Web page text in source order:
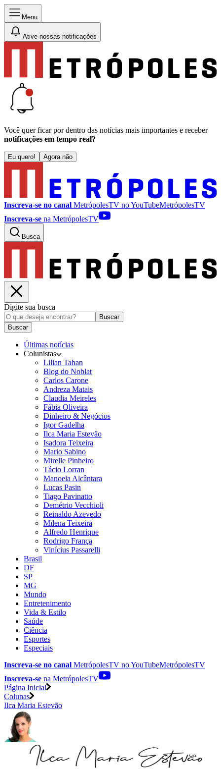
Menu
Ative nossas notificações
Você quer ficar por dentro das notícias mais importantes e receber
notificações em tempo real?
Eu quero! Agora não
Inscreva-se no canal MetrópolesTV noYouTubeMetrópolesTV
Inscreva-se na MetrópolesTV
Busca
Digite sua busca
Buscar
Buscar
Últimas notícias
Colunistas
Lilian Tahan
Blog do Noblat
Carlos Carone
Andreza Matais
Claudia Meireles
Fábia Oliveira
Dinheiro & Negócios
Igor Gadelha
Ilca Maria Estevão
Isadora Teixeira
Mario Sabino
Mirelle Pinheiro
Tácio Lorran
Manoela Alcântara
Lucas Pasin
Tiago Pavinatto
Demétrio Vecchioli
Reinaldo Azevedo
Milena Teixeira
Alfredo Henrique
Rodrigo França
Vinícius Passarelli
Brasil
DF
SP
MG
Mundo
Entretenimento
Vida & Estilo
Saúde
Ciência
Esportes
Especiais
Inscreva-se no canal MetrópolesTV noYouTubeMetrópolesTV
Inscreva-se na MetrópolesTV
Página Inicial
Colunas
Ilca Maria Estevão